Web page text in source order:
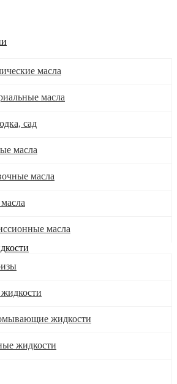
масла
масла
сад
масла
масла
масла
жидкости
жидкости